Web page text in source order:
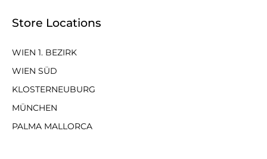
Store Locations
WIEN 1. BEZIRK
WIEN SÜD
KLOSTERNEUBURG
MÜNCHEN
PALMA MALLORCA